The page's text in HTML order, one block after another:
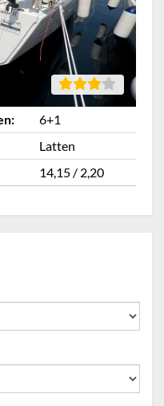
6+1
Latten
14,15 / 2,20